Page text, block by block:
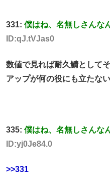
331: 僕はね、名無しさんな
ID:qJ.tVJas0
数値で見れば耐久鯖として
アップが何の役にも立たない
335: 僕はね、名無しさんな
ID:yj0Je84.0
>>331